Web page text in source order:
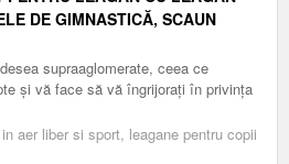
DE GIMNASTICĂ, SCAUN
PENTRU 3-8 ANI
ROMANIA
supraaglomerate, ceea ce
și vă face să vă îngrijorați în privința
aer liber si sport, leagane pentru copii